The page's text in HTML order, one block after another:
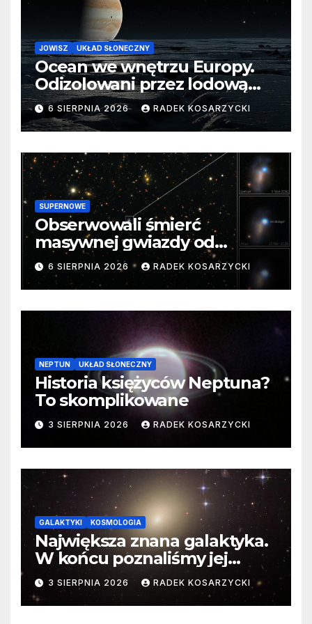
JOWISZ UKŁAD SŁONECZNY
Ocean we wnętrzu Europy.
Odizolowani przez lodową
barierę
6 SIERPNIA 2026 RADEK KOSARZYCKI
SUPERNOWE
Obserwowali śmierć
masywnej gwiazdy od
samego początku. Niezwykle
cenne dane
6 SIERPNIA 2026 RADEK KOSARZYCKI
NEPTUN UKŁAD SŁONECZNY
Historia księżyców Neptuna?
To skomplikowane
3 SIERPNIA 2026 RADEK KOSARZYCKI
GALAKTYKI KOSMOLOGIA
Największa znana galaktyka.
W końcu poznaliśmy jej
faktyczne wymiary
3 SIERPNIA 2026 RADEK KOSARZYCKI